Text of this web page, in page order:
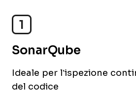
1
SonarQube
Ideale per l’ispezione
del codice